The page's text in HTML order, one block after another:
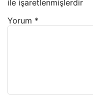
ile işaretlenmişlerdir
Yorum *